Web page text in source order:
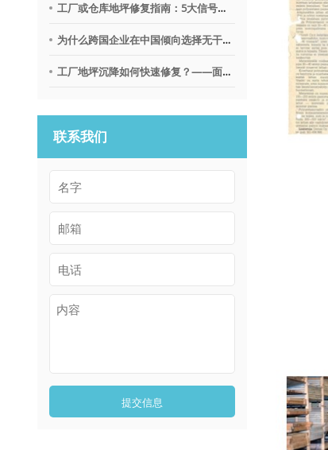
工厂或仓库地坪修复指南：5大信号提示需要地质聚合物技术
为什么跨国企业在中国倾向选择无干扰地基修复沉降技术？
工厂地坪沉降如何快速修复？——面向不停产环境的解决思路
联系我们
提交信息